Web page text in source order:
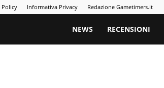
Policy Informativa Privacy Redazione Gametimers.it
Gametimers
NEWS RECENSIONI